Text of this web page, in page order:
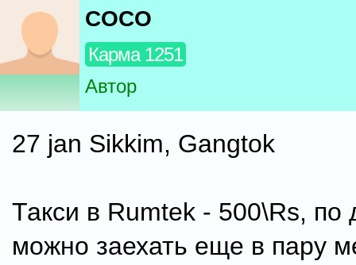
COCO
Карма 1251
Автор
27 jan Sikkim, Gangtok
Такси в Rumtek - 500\Rs, по
можно заехать еще в пару